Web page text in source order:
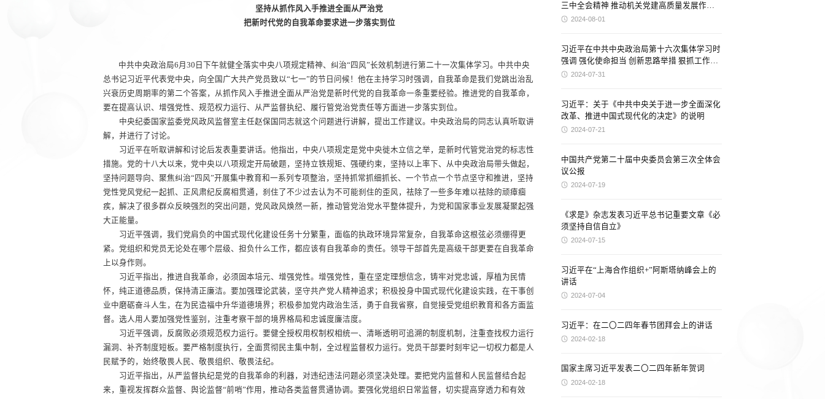
坚持从抓作风入手推进全面从严治党
把新时代党的自我革命要求进一步落实到位
中共中央政治局6月30日下午就健全落实中央八项规定精神、纠治“四风”长效机制进行第二十一次集体学习。中共中央
总书记习近平代表党中央，向全国广大共产党员致以“七一”的节日问候！他在主持学习时强调，自我革命是我们党跳出治乱
兴衰历史周期率的第二个答案，从抓作风入手推进全面从严治党是新时代党的自我革命一条重要经验。推进党的自我革命，
要在提高认识、增强党性、规范权力运行、从严监督执纪、履行管党治党责任等方面进一步落实到位。
中央纪委国家监委党风政风监督室主任赵保国同志就这个问题进行讲解，提出工作建议。中央政治局的同志认真听取讲
解，并进行了讨论。
习近平在听取讲解和讨论后发表重要讲话。他指出，中央八项规定是党中央徙木立信之举，是新时代管党治党的标志性
措施。党的十八大以来，党中央以八项规定开局破题，坚持立铁规矩、强硬约束，坚持以上率下、从中央政治局带头做起，
坚持问题导向、聚焦纠治“四风”开展集中教育和一系列专项整治，坚持抓常抓细抓长、一个节点一个节点坚守和推进，坚持
党性党风党纪一起抓、正风肃纪反腐相贯通，刹住了不少过去认为不可能刹住的歪风，祛除了一些多年难以祛除的顽瘴痼
疾，解决了很多群众反映强烈的突出问题，党风政风焕然一新，推动管党治党水平整体提升，为党和国家事业发展凝聚起强
大正能量。
习近平强调，我们党肩负的中国式现代化建设任务十分繁重，面临的执政环境异常复杂，自我革命这根弦必须绷得更
紧。党组织和党员无论处在哪个层级、担负什么工作，都应该有自我革命的责任。领导干部首先是高级干部更要在自我革命
上以身作则。
习近平指出，推进自我革命，必须固本培元、增强党性。增强党性，重在坚定理想信念，铸牢对党忠诚，厚植为民情
怀，纯正道德品质，保持清正廉洁。要加强理论武装，坚守共产党人精神追求；积极投身中国式现代化建设实践，在干事创
业中磨砺奋斗人生，在为民造福中升华道德境界；积极参加党内政治生活，勇于自我省察，自觉接受党组织教育和各方面监
督。选人用人要加强党性鉴别，注重考察干部的境界格局和忠诚度廉洁度。
习近平强调，反腐败必须规范权力运行。要健全授权用权制权相统一、清晰透明可追溯的制度机制，注重查找权力运行
漏洞、补齐制度短板。要严格制度执行，全面贯彻民主集中制，全过程监督权力运行。党员干部要时刻牢记一切权力都是人
民赋予的，始终敬畏人民、敬畏组织、敬畏法纪。
习近平指出，从严监督执纪是党的自我革命的利器，对违纪违法问题必须坚决处理。要把党内监督和人民监督结合起
来，重视发挥群众监督、舆论监督“前哨”作用，推动各类监督贯通协调。要强化党组织日常监督，切实提高穿透力和有效
三中全会精神 推动机关党建高质量发展作出
重要指示
2024-08-01
习近平在中共中央政治局第十六次集体学习时
强调 强化使命担当 创新思路举措 狠抓工作落
实 努力建设强大稳固的现代边海空防
2024-07-31
习近平：关于《中共中央关于进一步全面深化
改革、推进中国式现代化的决定》的说明
2024-07-21
中国共产党第二十届中央委员会第三次全体会
议公报
2024-07-19
《求是》杂志发表习近平总书记重要文章《必
须坚持自信自立》
2024-07-15
习近平在“上海合作组织+”阿斯塔纳峰会上的
讲话
2024-07-04
习近平：在二〇二四年春节团拜会上的讲话
2024-02-18
国家主席习近平发表二〇二四年新年贺词
2024-02-18